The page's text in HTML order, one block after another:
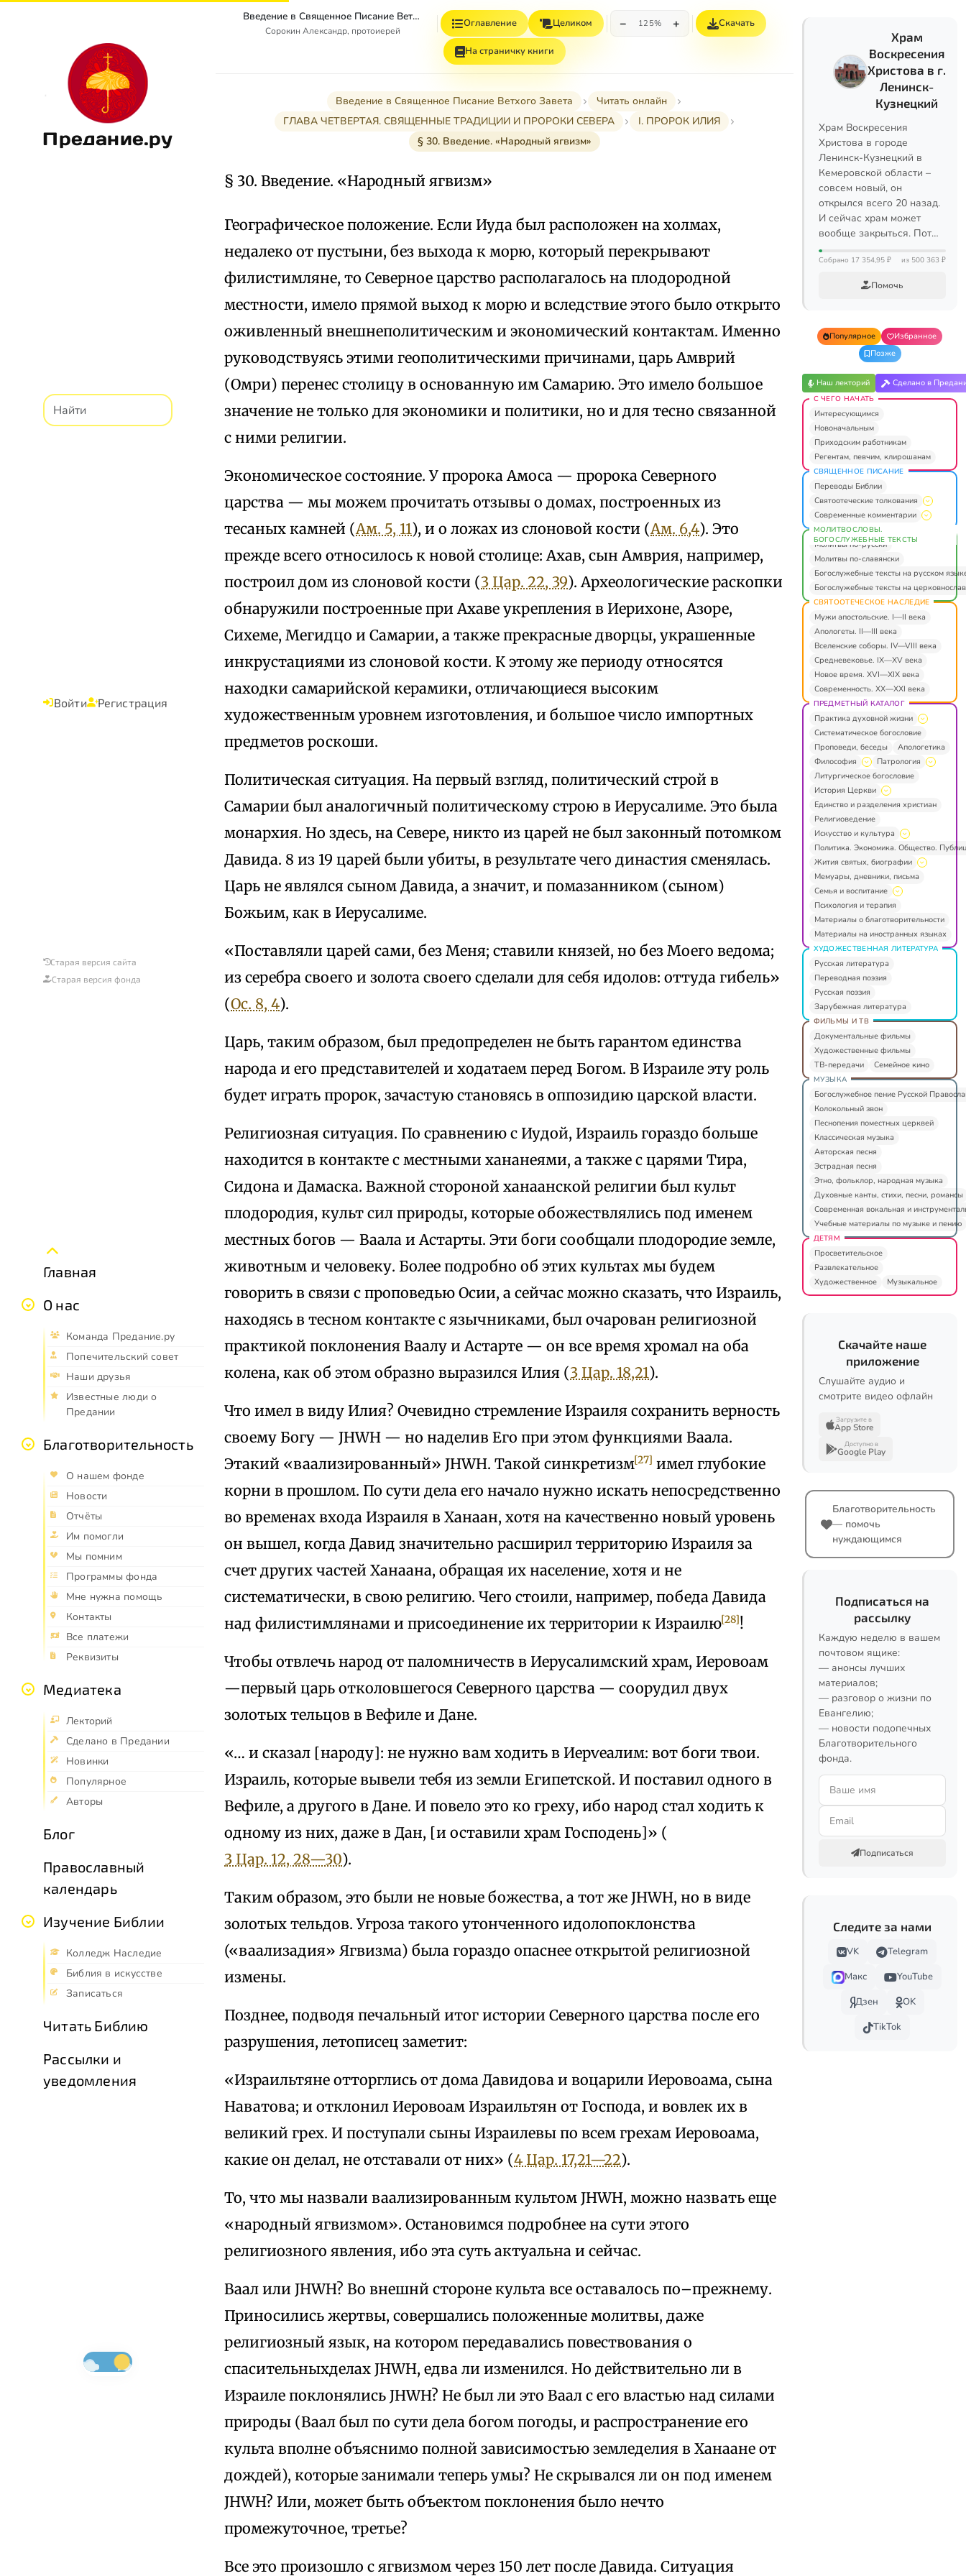
Предание.ру
Войти Регистрация
Старая версия сайта
Старая версия фонда
Главная
О нас
Команда Предание.ру
Попечительский совет
Наши друзья
Известные люди о
Предании
Благотворительность
О нашем фонде
Новости
Отчёты
Им помогли
Мы помним
Программы фонда
Мне нужна помощь
Контакты
Все платежи
Реквизиты
Медиатека
Лекторий
Сделано в Предании
Новинки
Популярное
Авторы
Блог
Православный
календарь
Изучение Библии
Колледж Наследие
Библия в искусстве
Записаться
Читать Библию
Рассылки и
уведомления
Введение в Священное Писание Ветхого Завета
Сорокин Александр, протоиерей
Оглавление Целиком − 125% + Скачать
На страничку книги
Введение в Священное Писание Ветхого Завета
Читать онлайн
ГЛАВА ЧЕТВЕРТАЯ. СВЯЩЕННЫЕ ТРАДИЦИИ И ПРОРОКИ СЕВЕРА
І. ПРОРОК ИЛИЯ
§ 30. Введение. «Народный ягвизм»
§ 30. Введение. «Народный ягвизм»
Географическое положение. Если Иуда был расположен на холмах,
недалеко от пустыни, без выхода к морю, который перекрывают
филистимляне, то Северное царство располагалось на плодородной
местности, имело прямой выход к морю и вследствие этого было открыто
оживленный внешнеполитическим и экономический контактам. Именно
руководствуясь этими геополитическими причинами, царь Амврий
(Омри) перенес столицу в основанную им Самарию. Это имело большое
значение не только для экономики и политики, но и для тесно связанной
с ними религии.
Экономическое состояние. У пророка Амоса — пророка Северного
царства — мы можем прочитать отзывы о домах, построенных из
тесаных камней (Ам. 5, 11), и о ложах из слоновой кости (Ам. 6,4). Это
прежде всего относилось к новой столице: Ахав, сын Амврия, например,
построил дом из слоновой кости (3 Цар. 22, 39). Археологические раскопки
обнаружили построенные при Ахаве укрепления в Иерихоне, Азоре,
Сихеме, Мегидцо и Самарии, а также прекрасные дворцы, украшенные
инкрустациями из слоновой кости. К этому же периоду относятся
находки самарийской керамики, отличающиеся высоким
художественным уровнем изготовления, и большое число импортных
предметов роскоши.
Политическая ситуация. На первый взгляд, политический строй в
Самарии был аналогичный политическому строю в Иерусалиме. Это была
монархия. Но здесь, на Севере, никто из царей не был законный потомком
Давида. 8 из 19 царей были убиты, в результате чего династия сменялась.
Царь не являлся сыном Давида, а значит, и помазанником (сыном)
Божьим, как в Иерусалиме.
«Поставляли царей сами, без Меня; ставили князей, но без Моего ведома;
из серебра своего и золота своего сделали для себя идолов: оттуда гибель»
(Ос. 8, 4).
Царь, таким образом, был предопределен не быть гарантом единства
народа и его представителей и ходатаем перед Богом. В Израиле эту роль
будет играть пророк, зачастую становясь в оппозидию царской власти.
Религиозная ситуация. По сравнению с Иудой, Израиль гораздо больше
находится в контакте с местными хананеями, а также с царями Тира,
Сидона и Дамаска. Важной стороной ханаанской религии был культ
плодородия, культ сил природы, которые обожествлялись под именем
местных богов — Ваала и Астарты. Эти боги сообщали плодородие земле,
животным и человеку. Более подробно об этих культах мы будем
говорить в связи с проповедью Осии, а сейчас можно сказать, что Израиль,
находясь в тесном контакте с язычниками, был очарован религиозной
практикой поклонения Ваалу и Астарте — он все время хромал на оба
колена, как об этом образно выразился Илия (3 Цар. 18,21).
Что имел в виду Илия? Очевидно стремление Израиля сохранить верность
своему Богу — JHWH — но наделив Его при этом функциями Ваала.
Этакий «ваализированный» JHWH. Такой синкретизм[27] имел глубокие
корни в прошлом. По сути дела его начало нужно искать непосредственно
во временах входа Израиля в Ханаан, хотя на качественно новый уровень
он вышел, когда Давид значительно расширил территорию Израиля за
счет других частей Ханаана, обращая их население, хотя и не
систематически, в свою религию. Чего стоили, например, победа Давида
над филистимлянами и присоединение их территории к Израилю[28]!
Чтобы отвлечь народ от паломничеств в Иерусалимский храм, Иеровоам
—первый царь отколовшегося Северного царства — соорудил двух
золотых тельцов в Вефиле и Дане.
«… и сказал [народу]: не нужно вам ходить в Иерѵеалим: вот боги твои.
Израиль, которые вывели тебя из земли Египетской. И поставил одного в
Вефиле, а другого в Дане. И повело это ко греху, ибо народ стал ходить к
одному из них, даже в Дан, [и оставили храм Господень]» (
3 Цар. 12, 28—30).
Таким образом, это были не новые божества, а тот же JHWH, но в виде
золотых тельдов. Угроза такого утонченного идолопоклонства
(«ваализадия» Ягвизма) была гораздо опаснее открытой религиозной
измены.
Позднее, подводя печальный итог истории Северного царства после его
разрушения, летописец заметит:
«Израильтяне отторглись от дома Давидова и воцарили Иеровоама, сына
Наватова; и отклонил Иеровоам Израильтян от Господа, и вовлек их в
великий грех. И поступали сыны Израилевы по всем грехам Иеровоама,
какие он делал, не отставали от них» (4 Цар. 17,21—22).
То, что мы назвали ваализированным культом JHWH, можно назвать еще
«народный ягвизмом». Остановимся подробнее на сути этого
религиозного явления, ибо эта суть актуальна и сейчас.
Ваал или JHWH? Во внешнй стороне культа все оставалось по–прежнему.
Приносились жертвы, совершались положенные молитвы, даже
религиозный язык, на котором передавались повествования о
спасительныхделах JHWH, едва ли изменился. Но действительно ли в
Израиле поклонялись JHWH? Не был ли это Ваал с его властью над силами
природы (Ваал был по сути дела богом погоды, и распространение его
культа вполне объяснимо полной зависимостью земледелия в Ханаане от
дождей), которые занимали теперь умы? Не скрывался ли он под именем
JHWH? Или, может быть объектом поклонения было нечто
промежуточное, третье?
Все это произошло с ягвизмом через 150 лет после Давида. Ситуация
Храм
Воскресения
Христова в г.
Ленинск-
Кузнецкий
Храм Воскресения
Христова в городе
Ленинск-Кузнецкий в
Кемеровской области –
совсем новый, он
открылся всего 20 назад.
И сейчас храм может
вообще закрыться. Пот…
Собрано 17 354,95 ₽ из 500 363 ₽
Помочь
Популярное
Избранное
Позже
Наш лекторий Сделано в
С ЧЕГО НАЧАТЬ
Интересующимся
Новоначальным
Приходским работникам
Регентам, певчим, клирошанам
СВЯЩЕННОЕ ПИСАНИЕ
Переводы Библии
Святоотеческие толкования
Современные комментарии
МОЛИТВОСЛОВЫ.
БОГОСЛУЖЕБНЫЕ ТЕКСТЫ
Молитвы по-русски
Молитвы по-славянски
Богослужебные тексты на русском
Богослужебные тексты на
СВЯТООТЕЧЕСКОЕ НАСЛЕДИЕ
Мужи апостольские. I—II века
Апологеты. II—III века
Вселенские соборы. IV—VIII века
Средневековье. IX—XV века
Новое время. XVI—XIX века
Современность. XX—XXI века
ПРЕДМЕТНЫЙ КАТАЛОГ
Практика духовной жизни
Систематическое богословие
Проповеди, беседы
Апологетика
Философия
Патрология
Литургическое богословие
История Церкви
Единство и разделения христиан
Религиоведение
Искусство и культура
Политика. Экономика. Общество.
Жития святых, биографии
Мемуары, дневники, письма
Семья и воспитание
Психология и терапия
Материалы о благотворительности
Материалы на иностранных языках
ХУДОЖЕСТВЕННАЯ ЛИТЕРАТУРА
Русская литература
Переводная поэзия
Русская поэзия
Зарубежная литература
ФИЛЬМЫ И ТВ
Документальные фильмы
Художественные фильмы
ТВ-передачи
Семейное кино
МУЗЫКА
Богослужебное пение Русской
Колокольный звон
Песнопения поместных церквей
Классическая музыка
Авторская песня
Эстрадная песня
Этно, фольклор, народная музыка
Духовные канты, стихи, песни, романсы
Современная вокальная и
Учебные материалы по музыке и пению
ДЕТЯМ
Просветительское
Развлекательное
Художественное
Музыкальное
Скачайте наше
приложение
Слушайте аудио и
смотрите видео офлайн
Загрузите в
App Store
Доступно в
Google Play
Благотворительность
— помочь
нуждающимся
Подписаться на
рассылку
Каждую неделю в вашем
почтовом ящике:
— анонсы лучших
материалов;
— разговор о жизни по
Евангелию;
— новости подопечных
Благотворительного
фонда.
Подписаться
Следите за нами
VK
Telegram
Макс
YouTube
Дзен
OK
TikTok